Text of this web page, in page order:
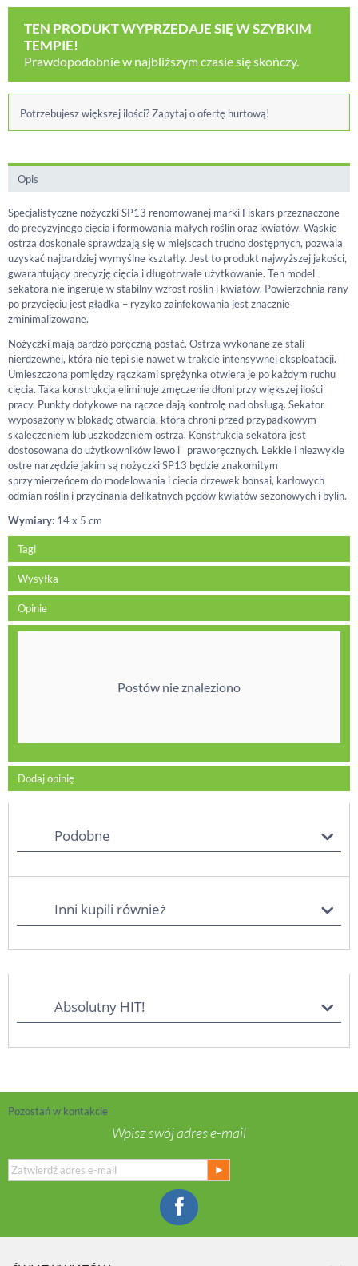
TEN PRODUKT WYPRZEDAJE SIĘ W SZYBKIM
TEMPIE!
Prawdopodobnie w najbliższym czasie się skończy.
Potrzebujesz większej ilości? Zapytaj o ofertę hurtową!
Opis
Specjalistyczne nożyczki SP13 renomowanej marki Fiskars przeznaczone
do precyzyjnego cięcia i formowania małych roślin oraz kwiatów. Wąskie
ostrza doskonale sprawdzają się w miejscach trudno dostępnych, pozwala
uzyskać najbardziej wymyślne kształty. Jest to produkt najwyższej jakości,
gwarantujący precyzję cięcia i długotrwałe użytkowanie. Ten model
sekatora nie ingeruje w stabilny wzrost roślin i kwiatów. Powierzchnia rany
po przycięciu jest gładka – ryzyko zainfekowania jest znacznie
zminimalizowane.
Nożyczki mają bardzo poręczną postać. Ostrza wykonane ze stali
nierdzewnej, która nie tępi się nawet w trakcie intensywnej eksploatacji.
Umieszczona pomiędzy rączkami sprężynka otwiera je po każdym ruchu
cięcia. Taka konstrukcja eliminuje zmęczenie dłoni przy większej ilości
pracy. Punkty dotykowe na rączce dają kontrolę nad obsługą. Sekator
wyposażony w blokadę otwarcia, która chroni przed przypadkowym
skaleczeniem lub uszkodzeniem ostrza. Konstrukcja sekatora jest
dostosowana do użytkowników lewo i praworęcznych. Lekkie i niezwykle
ostre narzędzie jakim są nożyczki SP13 będzie znakomitym
sprzymierzeńcem do modelowania i ciecia drzewek bonsai, karłowych
odmian roślin i przycinania delikatnych pędów kwiatów sezonowych i bylin.
Wymiary: 14 x 5 cm
Tagi
Wysyłka
Opinie
Postów nie znaleziono
Dodaj opinię
Podobne
Inni kupili również
Absolutny HIT!
Pozostań w kontakcie
Wpisz swój adres e-mail